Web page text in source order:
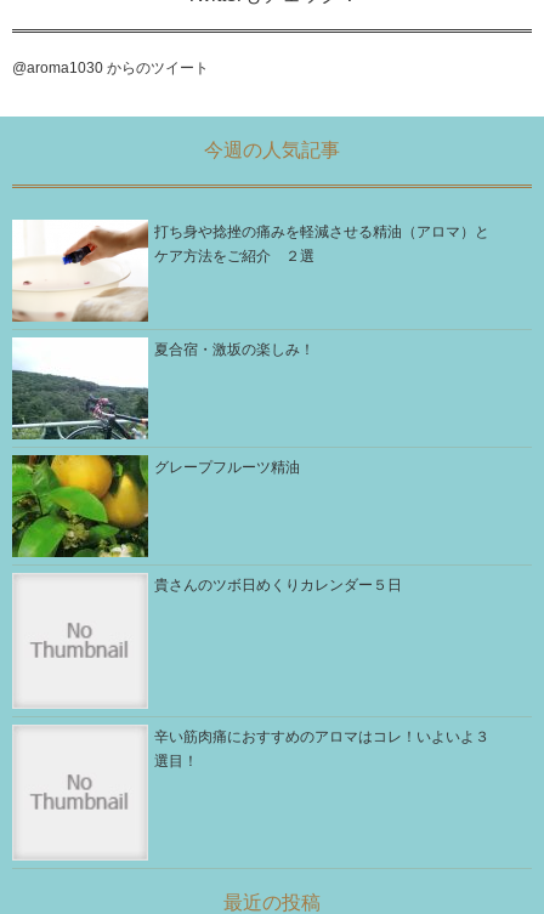
@aroma1030 からのツイート
今週の人気記事
打ち身や捻挫の痛みを軽減させる精油（アロマ）と
ケア方法をご紹介 ２選
夏合宿・激坂の楽しみ！
グレープフルーツ精油
貴さんのツボ日めくりカレンダー５日
辛い筋肉痛におすすめのアロマはコレ！いよいよ３
選目！
最近の投稿